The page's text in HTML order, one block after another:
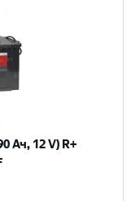
Ач, 12 V) R+